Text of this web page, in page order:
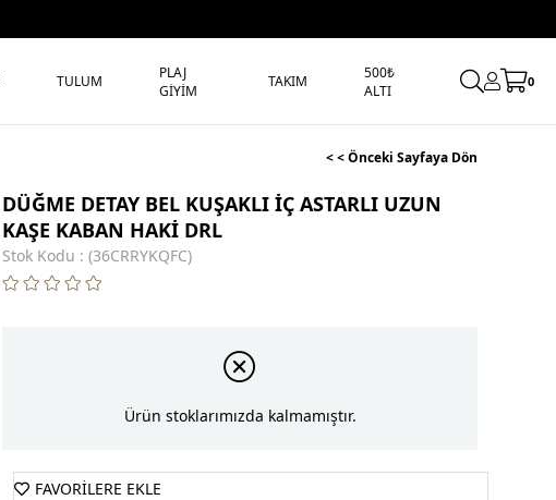
TULUM
PLAJ
GİYİM
TAKIM
500₺
ALTI
0
< < Önceki Sayfaya Dön
DÜĞME DETAY BEL KUŞAKLI İÇ ASTARLI UZUN
KAŞE KABAN HAKİ DRL
Stok Kodu (36CRRYKQFC)
Ürün stoklarımızda kalmamıştır.
FAVORILERE EKLE